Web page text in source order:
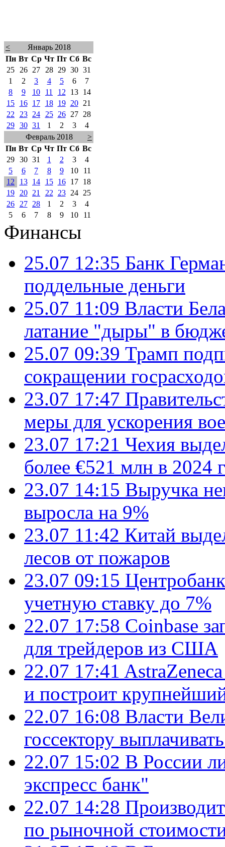
<
Январь 2018
Пн Вт Ср Чт Пт Сб Вс
25
26 27 28 29 30 31
1
2 3 4 5 6
7
8
9 10 11 12 13
14
15
16 17 18 19 20
21
22
23 24 25 26 27
28
29 30 31 1 2 3
4
Февраль 2018
>
Пн Вт Ср Чт Пт Сб Вс
29 30 31 1 2 3
4
5
6 7 8 9 10
11
12
13 14 15 16 17
18
19
20 21 22 23 24
25
26
27 28 1 2 3
4
5
6 7 8 9 10 11
Финансы
25.07 12:35 Банк
поддельные деньги
25.07 11:09 Власти
латание "дыры" в
25.07 09:39 Трамп
сокращении
23.07 17:47
меры для ускорения
23.07 17:21 Чехия
более €521 млн в 2024
23.07 14:15 Выручка
выросла на 9%
23.07 11:42 Китай
лесов от пожаров
23.07 09:15
учетную ставку до 7%
22.07 17:58 Coinbase
для трейдеров из США
22.07 17:41
и построит
22.07 16:08 Власти
госсектору
22.07 15:02 В России
экспресс банк"
22.07 14:28
по рыночной